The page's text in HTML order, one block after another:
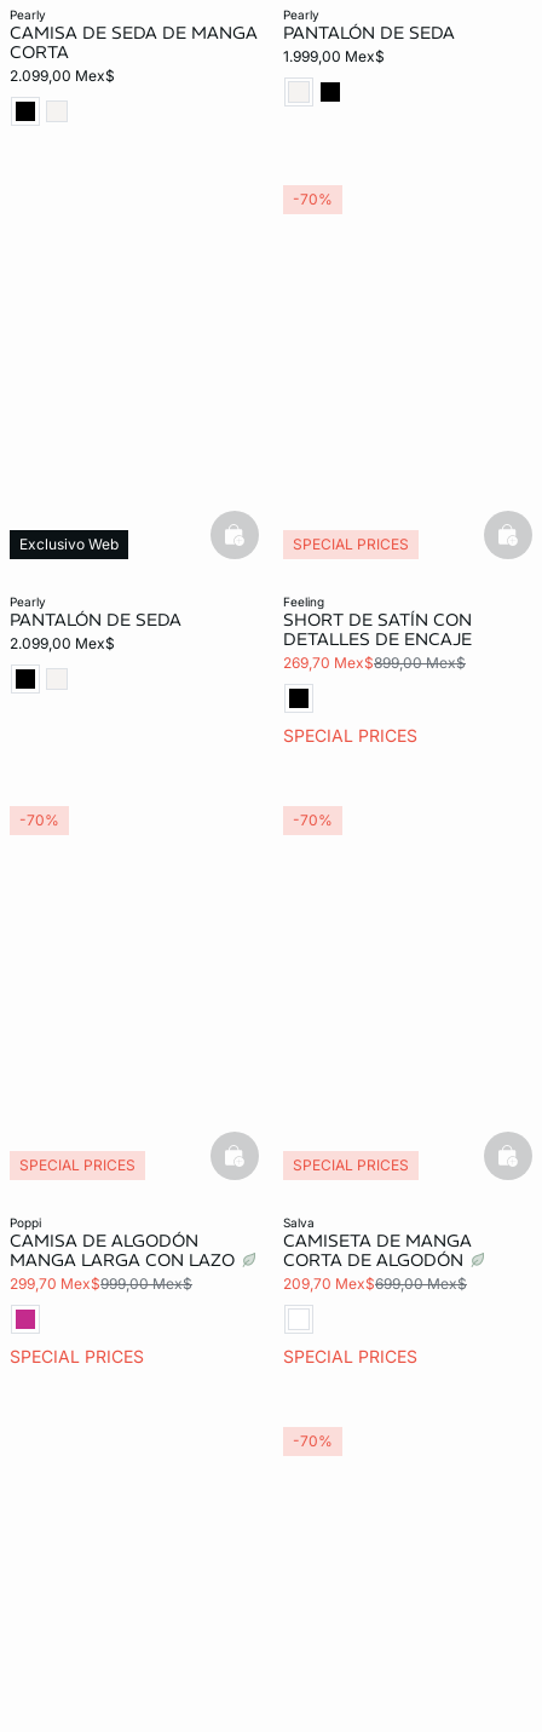
pearly
CAMISA DE SEDA DE MANGA
CORTA
2.099,00 Mex$
pearly
PANTALÓN DE SEDA
1.999,00 Mex$
pearly
PANTALÓN DE SEDA
2.099,00 Mex$
Exclusivo Web basketfull
feeling
SHORT DE SATÍN CON
DETALLES DE ENCAJE
269,70 Mex$899,00 Mex$
SPECIAL PRICES
SPECIAL PRICES
-70%
poppi
CAMISA DE ALGODÓN
MANGA LARGA CON LAZO
299,70 Mex$999,00 Mex$
SPECIAL PRICES
SPECIAL PRICES basketfull
-70%
salva
CAMISETA DE MANGA
CORTA DE ALGODÓN
209,70 Mex$699,00 Mex$
SPECIAL PRICES
SPECIAL PRICES
-70%
-70%